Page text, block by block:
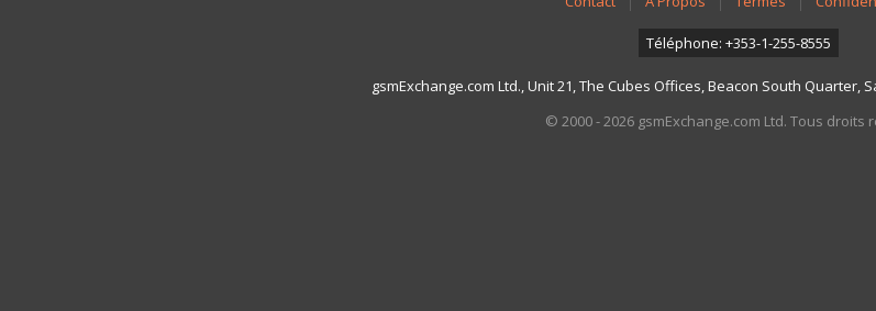
Téléphone: +353-1-255-8555
gsmExchange.com Ltd., Unit 21, The Cubes Offices, Beacon South Quarter,
© 2000 - 2026 gsmExchange.com Ltd. Tous droits